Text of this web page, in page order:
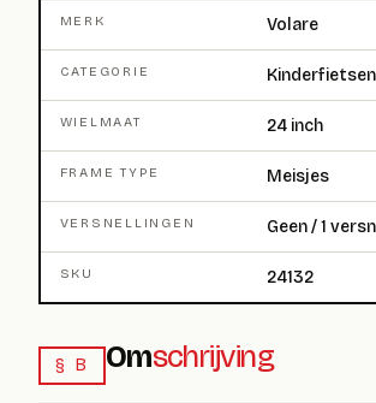
MERK Volare
CATEGORIE Kinderfietsen
WIELMAAT 24 inch
FRAME TYPE Meisjes
VERSNELLINGEN Geen / 1
SKU 24132
§ B Omschrijving